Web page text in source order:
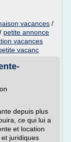
vacances /
/ petite annonce
vacances
vacanc
depuis plus
ce qui lui a
et location
juridiques